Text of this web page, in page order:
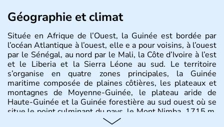
Géographie et climat
Située en Afrique de l’Ouest, la Guinée est bordée par
l’océan Atlantique à l’ouest, elle e a pour voisins, à l’ouest
par le Sénégal, au nord par le Mali, la Côte d’Ivoire à l’est
et le Liberia et la Sierra Léone au sud. Le territoire
s’organise en quatre zones principales, la Guinée
maritime composée de plaines côtières, les plateaux et
montagnes de Moyenne-Guinée, le plateau aride de
Haute-Guinée et la Guinée forestière au sud ouest où se
situe le point culminant du pays, le Mont Nimba, 1715 m.
Occupant 246 000 km2, le pays recense près de